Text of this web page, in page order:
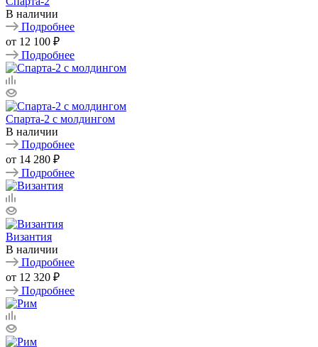
В наличии
Подробнее
от 12 100 ₽
Подробнее
Спарта-2 с молдингом
В наличии
Подробнее
от 14 280 ₽
Подробнее
Византия
В наличии
Подробнее
от 12 320 ₽
Подробнее